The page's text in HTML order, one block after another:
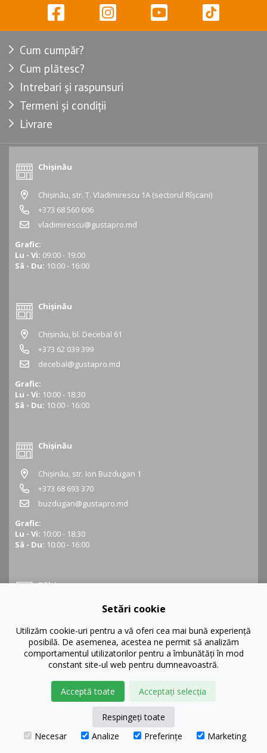
Cum cumpăr?
Cum plătesc?
Intrebari și raspunsuri
Termeni și condiții
Livrare
Chișinău
Chișinău, str. T. Vladimirescu 1A (sectorul Rîșcani)
+373 68 560 606
vladimirescu@gustapro.md
Grafic:
Lu - Vi: 09:00 - 19:00
Sâ - Du: 10:00 - 16:00
Chișinău
Chișinău, bl. Decebal 61
+373 62 039 399
decebal@gustapro.md
Grafic:
Lu - Vi: 10:00 - 18:30
Sâ - Du: 10:00 - 16:00
Chișinău
Chișinău, str. Ion Buzdugan 1
+373 68 693 370
buzdugan@gustapro.md
Grafic:
Lu - Vi: 10:00 - 18:30
Sâ - Du: 10:00 - 16:00
Bălți
Bălți, str. Ștefan cel Mare 16
+373 68 452 945
balti@gustapro.md
10:00 - 16:00
© GustaPRO 2026
Setări cookie
Utilizăm cookie-uri pentru a vă oferi cea mai bună experiență
posibilă. De asemenea, acestea ne permit să analizăm
comportamentul utilizatorilor pentru a îmbunătăți în mod
constant site-ul web pentru dumneavoastră.
Acceptă toate Acceptați selecția
Respingeți toate
Necesar
Analize Preferințe Marketing